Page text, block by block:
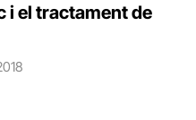
i el tractament de